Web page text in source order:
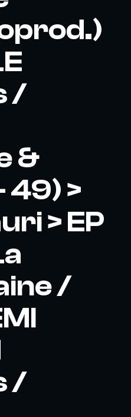
/
&
49) >
> EP
/
/